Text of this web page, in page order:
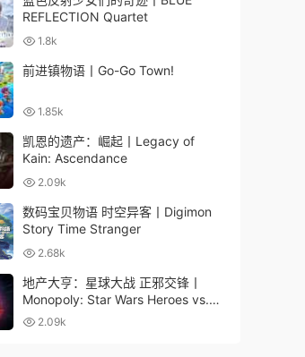
REFLECTION Quartet
1.8k
前进镇物语丨Go-Go Town!
1.85k
凯恩的遗产：崛起丨Legacy of
Kain: Ascendance
2.09k
数码宝贝物语 时空异客丨Digimon
Story Time Stranger
2.68k
地产大亨：星球大战 正邪交锋丨
Monopoly: Star Wars Heroes vs.
Villains
2.09k